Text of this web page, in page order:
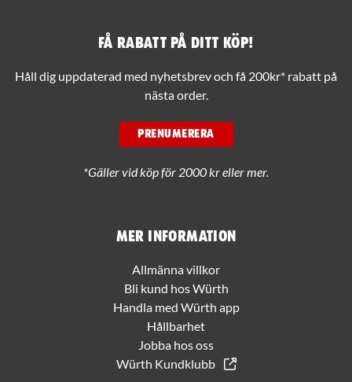
Mer information
Allmänna villkor
Bli kund hos Würth
Handla med Würth app
Hållbarhet
Jobba hos oss
Würth Kundklubb
Få rabatt på ditt köp!
Håll dig uppdaterad med nyhetsbrev och få 200kr* rabatt på
nästa order.
PRENUMERERA
*Gäller vid köp för 2000 kr eller mer.